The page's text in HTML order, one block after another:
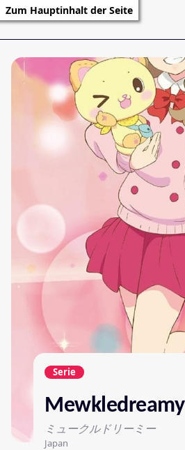
Zum Hauptinhalt der Seite
Serie
Mewkledreamy
ミュークルドリーミー
Japan